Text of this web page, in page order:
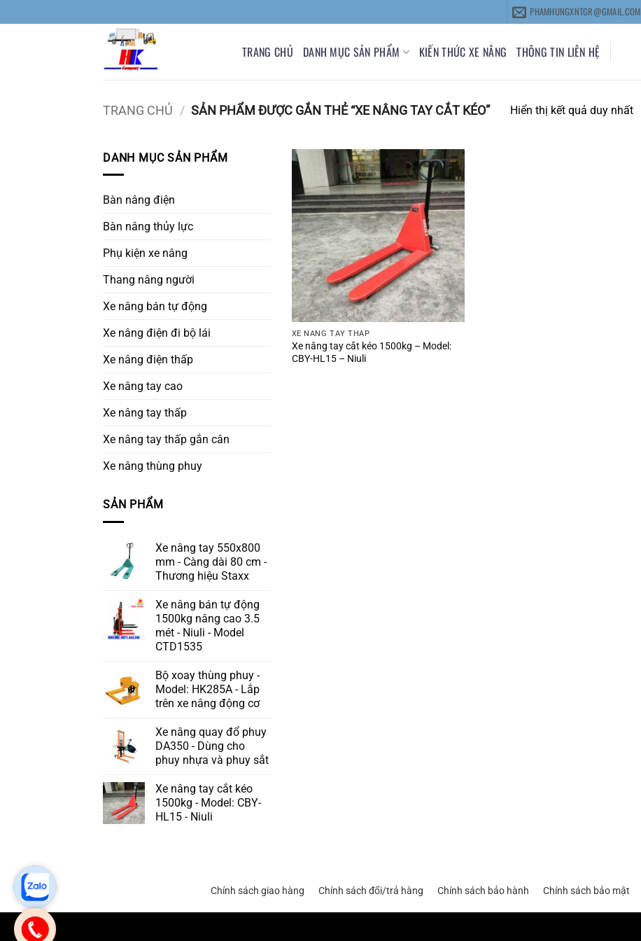
qua
PHAMHUNGXNTGR@GMAIL.COM
TRANG CHỦ DANH MỤC SẢN PHẨM KIẾN THỨC XE NÂNG THÔNG TIN LIÊN HỆ
TRANG CHỦ / SẢN PHẨM ĐƯỢC GẮN THẺ “XE NÂNG TAY CẮT KÉO” Hiển thị kết quả duy nhất
DANH MỤC SẢN PHẨM
Bàn nâng điện
Bàn nâng thủy lực
Phụ kiện xe nâng
Thang nâng người
Xe nâng bán tự động
Xe nâng điện đi bộ lái
Xe nâng điện thấp
Xe nâng tay cao
Xe nâng tay thấp
Xe nâng tay thấp gắn cân
Xe nâng thùng phuy
SẢN PHẨM
Xe nâng tay 550x800
mm - Càng dài 80 cm -
Thương hiệu Staxx
Xe nâng bán tự động
1500kg nâng cao 3.5
mét - Niuli - Model
CTD1535
Bộ xoay thùng phuy -
Model: HK285A - Lắp
trên xe nâng động cơ
Xe nâng quay đổ phuy
DA350 - Dùng cho
phuy nhựa và phuy sắt
Xe nâng tay cắt kéo
1500kg - Model: CBY-
HL15 - Niuli
XE NÂNG TAY THẤP
Xe nâng tay cắt kéo 1500kg – Model:
CBY-HL15 – Niuli
Chính sách giao hàng Chính sách đổi/trả hàng Chính sách bảo hành Chính sách bảo mật